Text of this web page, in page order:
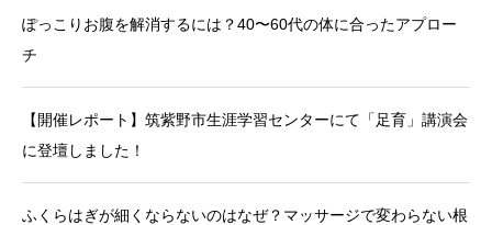
ぽっこりお腹を解消するには？40〜60代の体に合ったアプロー
チ
【開催レポート】筑紫野市生涯学習センターにて「足育」講演会
に登壇しました！
ふくらはぎが細くならないのはなぜ？マッサージで変わらない根